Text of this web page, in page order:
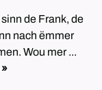
de Frank, de
nach ëmmer
Wou mer ...